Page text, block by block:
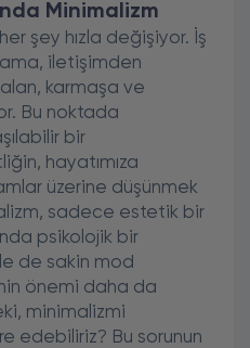
Minimalizm
şey hızla değişiyor. İş
iletişimden
karmaşa ve
Bu noktada
bir
hayatımıza
üzerine düşünmek
sadece estetik bir
psikolojik bir
de sakin mod
önemi daha da
minimalizmi
edebiliriz? Bu sorunun